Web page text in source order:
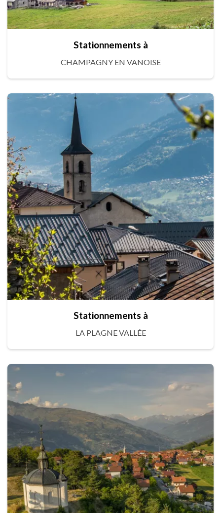
Stationnements à
CHAMPAGNY EN VANOISE
Stationnements à
LA PLAGNE VALLÉE